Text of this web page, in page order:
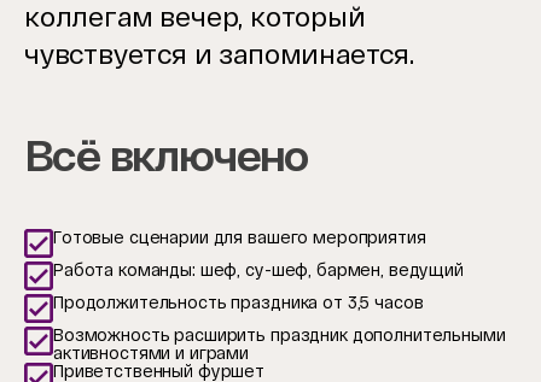
коллегам вечер, который
чувствуется и запоминается.
Всё включено
Готовые сценарии для вашего мероприятия
Работа команды: шеф, су-шеф, бармен, ведущий
Продолжительность праздника от 3,5 часов
Возможность расширить праздник дополнительными
активностями и играми
Приветственный фуршет